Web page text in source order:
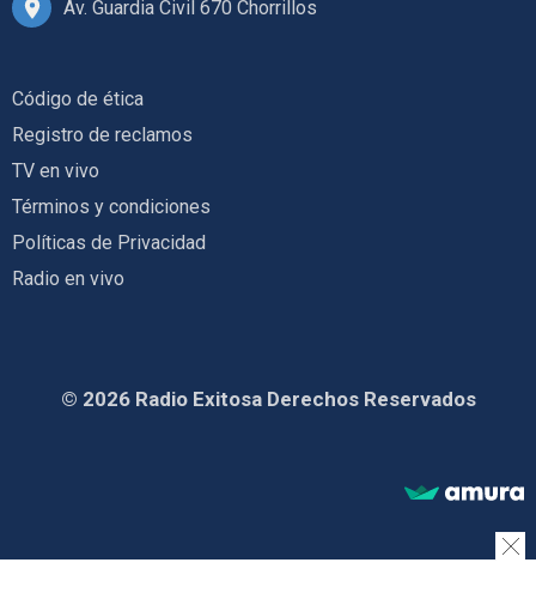
Av. Guardia Civil 670 Chorrillos
Código de ética
Registro de reclamos
TV en vivo
Términos y condiciones
Políticas de Privacidad
Radio en vivo
© 2026 Radio Exitosa Derechos Reservados